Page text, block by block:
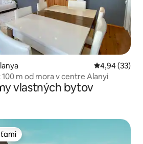
Priemerné
4,94 (33)
m od mora v centre Alanyi
vlastných bytov